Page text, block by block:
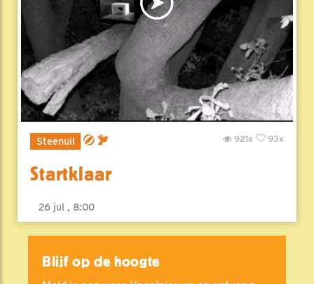
Steenuil 93x
921x
Startklaar
26 jul , 8:00
Blijf op de hoogte